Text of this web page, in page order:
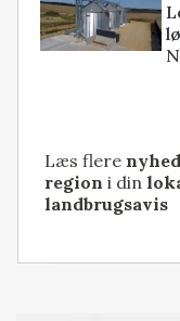
Læs flere
region i din
landbrugsavis